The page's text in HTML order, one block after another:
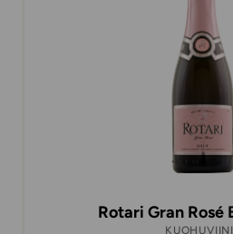
Rotari Gran Rosé